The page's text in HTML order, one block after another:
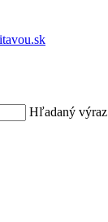
Hľadaný výraz